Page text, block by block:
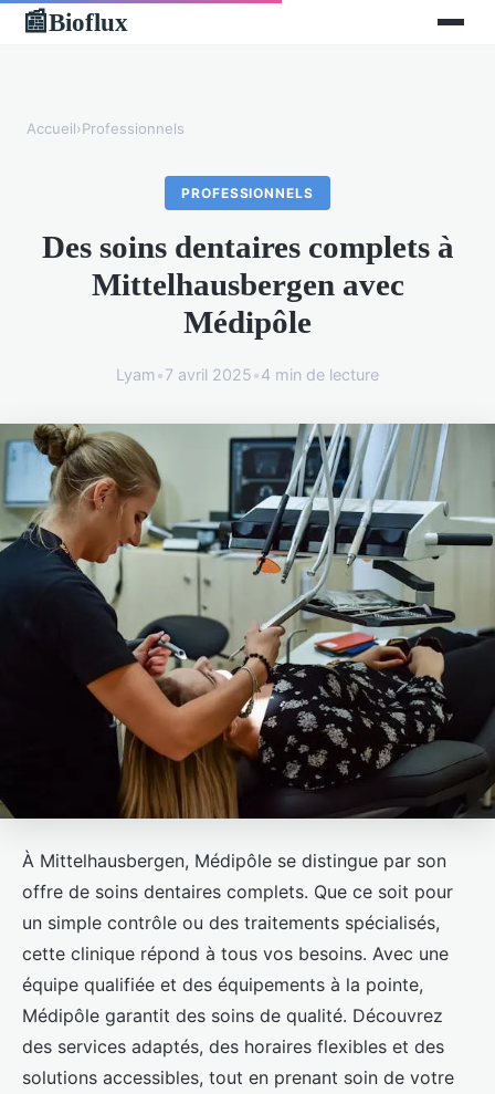
📰Bioflux
Accueil›Professionnels
PROFESSIONNELS
Des soins dentaires complets à
Mittelhausbergen avec
Médipôle
Lyam•7 avril 2025•4 min de lecture
À Mittelhausbergen, Médipôle se distingue par son
offre de soins dentaires complets. Que ce soit pour
un simple contrôle ou des traitements spécialisés,
cette clinique répond à tous vos besoins. Avec une
équipe qualifiée et des équipements à la pointe,
Médipôle garantit des soins de qualité. Découvrez
des services adaptés, des horaires flexibles et des
solutions accessibles, tout en prenant soin de votre